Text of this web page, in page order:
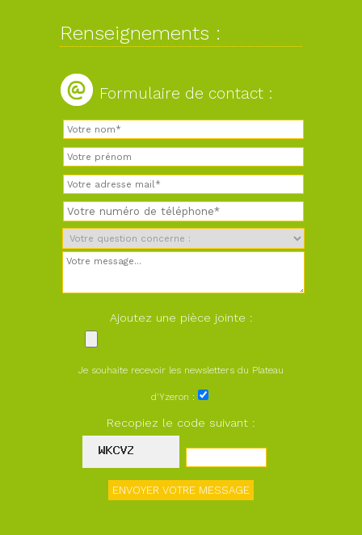
Renseignements :
Formulaire de contact :
Ajoutez une pièce jointe :
Je souhaite recevoir les newsletters du Plateau
d'Yzeron :
Recopiez le code suivant :